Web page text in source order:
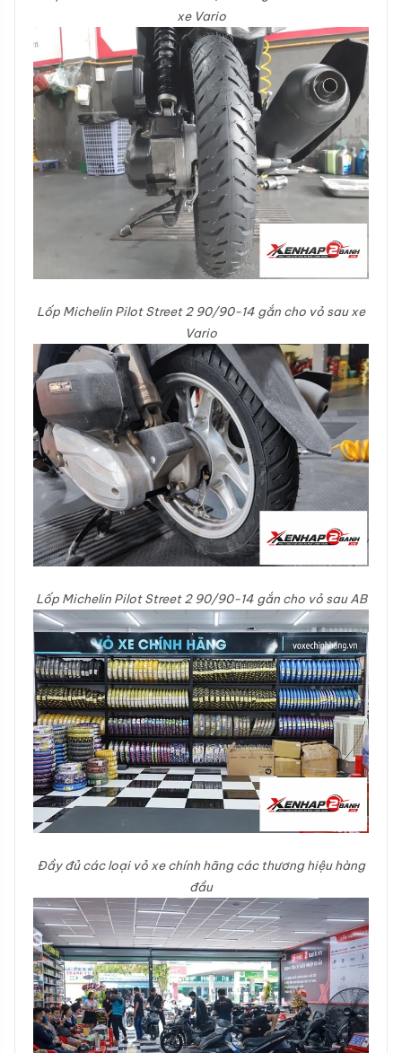
xe Vario
Lốp Michelin Pilot Street 2 90/90-14 gắn cho vỏ sau xe
Vario
Lốp Michelin Pilot Street 2 90/90-14 gắn cho vỏ sau AB
Đầy đủ các loại vỏ xe chính hãng các thương hiệu hàng
đầu